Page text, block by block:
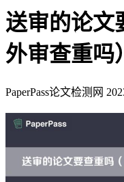
送审的论文
外审查重吗）
PaperPass论文检测网